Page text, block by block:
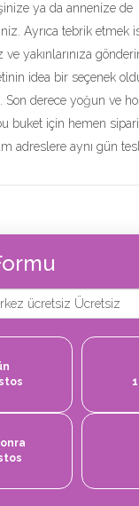
ya da annenize de
Ayrıca tebrik etmek
ve yakınlarınıza
idea bir seçenek
Son derece yoğun ve
buket için hemen
adreslere aynı gün